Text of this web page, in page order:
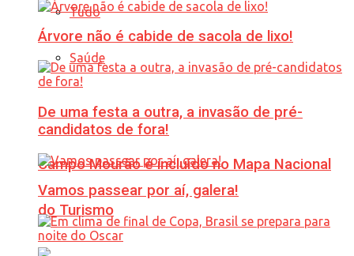
Tudo
Saúde
Campo Mourão é incluído no Mapa Nacional
do Turismo
Árvore não é cabide de sacola de lixo!
De uma festa a outra, a invasão de pré-
candidatos de fora!
Vamos passear por aí, galera!